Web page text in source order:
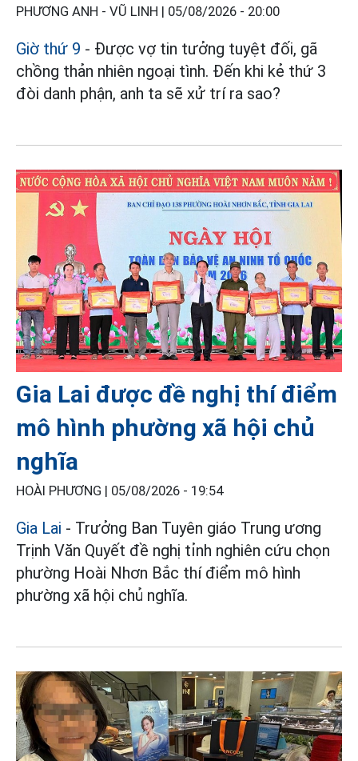
PHƯƠNG ANH - VŨ LINH | 05/08/2026 - 20:00
Giờ thứ 9 - Được vợ tin tưởng tuyệt đối, gã
chồng thản nhiên ngoại tình. Đến khi kẻ thứ 3
đòi danh phận, anh ta sẽ xử trí ra sao?
Gia Lai được đề nghị thí điểm
mô hình phường xã hội chủ
nghĩa
HOÀI PHƯƠNG | 05/08/2026 - 19:54
Gia Lai - Trưởng Ban Tuyên giáo Trung ương
Trịnh Văn Quyết đề nghị tỉnh nghiên cứu chọn
phường Hoài Nhơn Bắc thí điểm mô hình
phường xã hội chủ nghĩa.